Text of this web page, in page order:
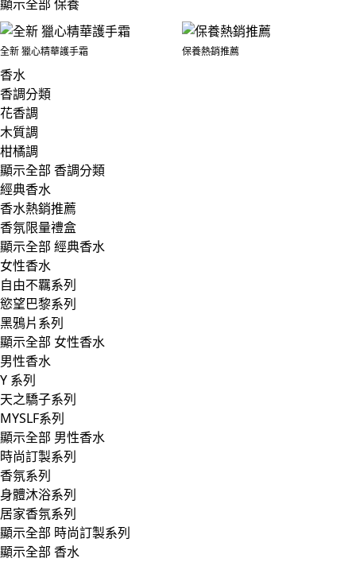
顯示全部 保養
全新 獵心精華護手霜 保養熱銷推薦
香水
香調分類
花香調
木質調
柑橘調
顯示全部 香調分類
經典香水
香水熱銷推薦
香氛限量禮盒
顯示全部 經典香水
女性香水
自由不羈系列
慾望巴黎系列
黑鴉片系列
顯示全部 女性香水
男性香水
Y 系列
天之驕子系列
MYSLF系列
顯示全部 男性香水
時尚訂製系列
香氛系列
身體沐浴系列
居家香氛系列
顯示全部 時尚訂製系列
顯示全部 香水